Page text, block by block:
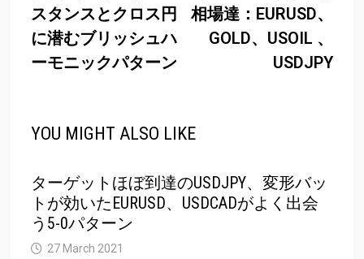
スタンスとクロス円
に潜むブリッシュハ
ーモニックパターン
相場達：EURUSD、
GOLD、USOIL 、
USDJPY
YOU MIGHT ALSO LIKE
ターゲットほぼ到達のUSDJPY、変形バッ
トが効いたEURUSD、USDCADがよく出会
う5-0パターン
27 March 2021